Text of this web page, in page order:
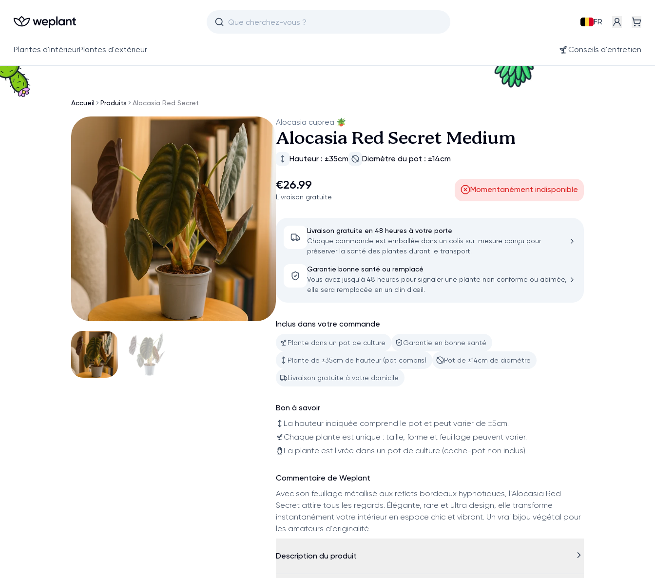
FR
Plantes d'intérieurPlantes d'extérieur Conseils d'entretien
Accueil Produits Alocasia Red Secret
Alocasia cuprea 🪴
Alocasia Red Secret Medium
Hauteur : ±35cm Diamètre du pot : ±14cm
€26.99
Livraison gratuite
Momentanément indisponible
Livraison gratuite en 48 heures à votre porte
Chaque commande est emballée dans un colis sur-mesure conçu pour
préserver la santé des plantes durant le transport.
Garantie bonne santé ou remplacé
Vous avez jusqu'à 48 heures pour signaler une plante non conforme ou abîmée,
elle sera remplacée en un clin d'œil.
Inclus dans votre commande
Plante dans un pot de culture Garantie en bonne santé
Plante de ±35cm de hauteur (pot compris) Pot de ±14cm de diamètre
Livraison gratuite à votre domicile
Bon à savoir
La hauteur indiquée comprend le pot et peut varier de ±5cm.
Chaque plante est unique : taille, forme et feuillage peuvent varier.
La plante est livrée dans un pot de culture (cache-pot non inclus).
Commentaire de Weplant
Avec son feuillage métallisé aux reflets bordeaux hypnotiques, l’Alocasia Red
Secret attire tous les regards. Élégante, rare et ultra design, elle transforme
instantanément votre intérieur en espace chic et vibrant. Un vrai bijou végétal pour
les amateurs d’originalité.
Description du produit